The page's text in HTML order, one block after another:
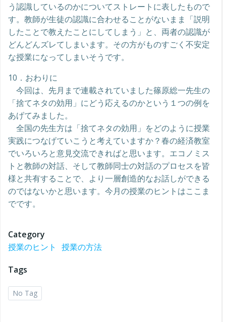
う認識しているのかについてストレートに表したもので
す。教師が生徒の認識に合わせることがないまま「説明
したことで教えたことにしてしまう」と、両者の認識が
どんどんズレてしまいます。その方がものすごく不安定
な授業になってしまいそうです。
10．おわりに
今回は、先月まで連載されていました篠原総一先生の
「捨てネタの効用」にどう応えるのかという１つの例を
あげてみました。
全国の先生方は「捨てネタの効用」をどのように授業
実践につなげていこうと考えていますか？春の経済教室
でいろいろと意見交流できればと思います。エコノミス
トと教師の対話、そして教師同士の対話のプロセスを皆
様と共有することで、より一層創造的なお話しができる
のではないかと思います。今月の授業のヒントはここま
でです。
Category
授業のヒント
授業の方法
Tags
No Tag